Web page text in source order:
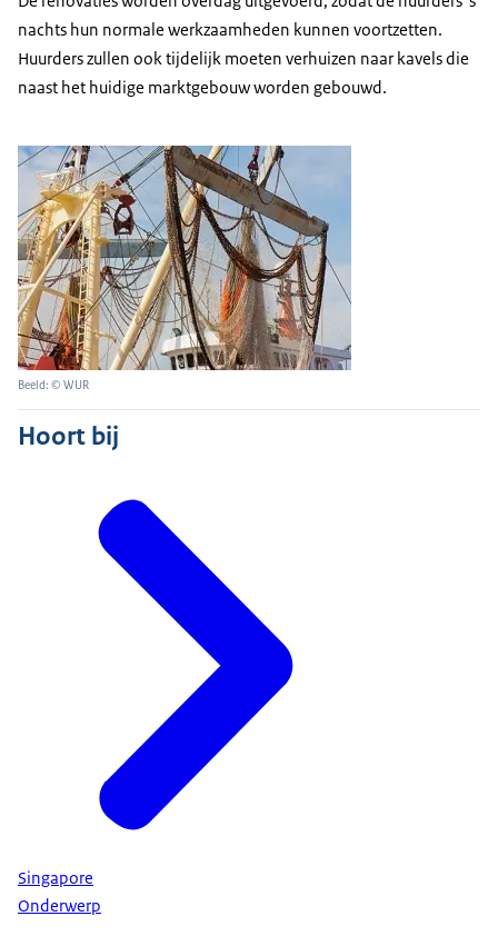
nachts hun normale werkzaamheden kunnen voortzetten.
Huurders zullen ook tijdelijk moeten verhuizen naar kavels die
naast het huidige marktgebouw worden gebouwd.
Beeld: © WUR
Hoort bij
Singapore
Onderwerp